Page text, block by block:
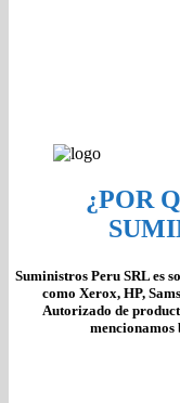
¿POR
Suministros Peru SRL es
como Xerox, HP,
Autorizado de
mencionamos